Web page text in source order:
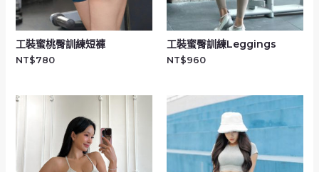
工裝蜜桃臀訓練短褲
NT$780
工裝蜜臀訓練Leggings
NT$960